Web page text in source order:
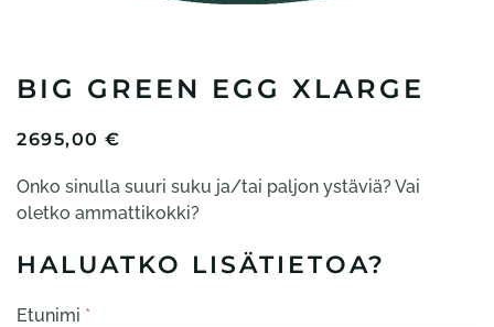
BIG GREEN EGG XLARGE
2695,00 €
Onko sinulla suuri suku ja/tai paljon ystäviä? Vai
oletko ammattikokki?
HALUATKO LISÄTIETOA?
Etunimi *